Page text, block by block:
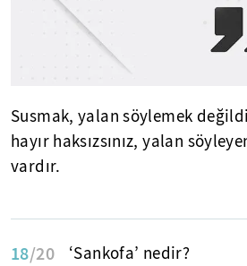
Susmak, yalan söylemek
hayır haksızsınız, yalan
vardır.
18/20 ‘Sankofa’ nedir?